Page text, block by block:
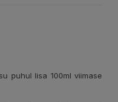
puhul lisa 100ml viimase